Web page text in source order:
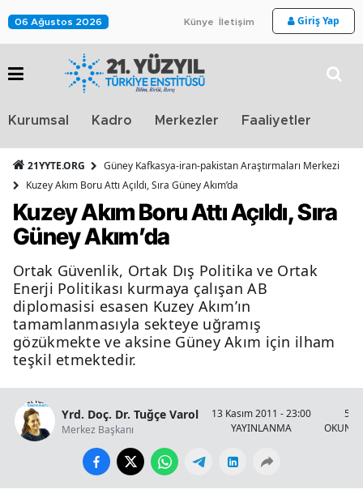
06 Ağustos 2026 Künye İletişim Giriş Yap
Kurumsal Kadro Merkezler Faaliyetler
21YYTE.ORG
Güney Kafkasya-iran-pakistan Araştırmaları Merkezi
Kuzey Akım Boru Attı Açıldı, Sıra Güney Akım’da
Kuzey Akım Boru Attı Açıldı, Sıra
Güney Akım’da
Ortak Güvenlik, Ortak Dış Politika ve Ortak
Enerji Politikası kurmaya çalışan AB
diplomasisi esasen Kuzey Akım’ın
tamamlanmasıyla sekteye uğramış
gözükmekte ve aksine Güney Akım için ilham
teşkil etmektedir.
Yrd. Doç. Dr. Tuğçe Varol
Merkez Başkanı
13 Kasım 2011 - 23:00
YAYINLANMA
5